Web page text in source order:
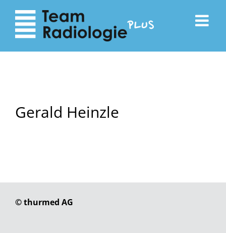
zum
Inhalt
Navigation
Gerald Heinzle
© thurmed AG